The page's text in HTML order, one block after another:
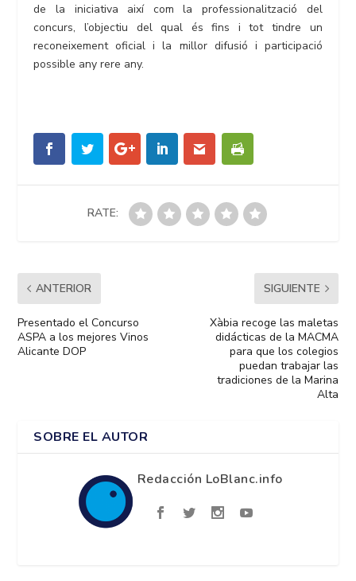
de la iniciativa així com la professionalització del
concurs, l’objectiu del qual és fins i tot tindre un
reconeixement oficial i la millor difusió i participació
possible any rere any.
RATE:
ANTERIOR
Presentado el Concurso
ASPA a los mejores Vinos
Alicante DOP
SIGUIENTE
Xàbia recoge las maletas
didácticas de la MACMA
para que los colegios
puedan trabajar las
tradiciones de la Marina
Alta
SOBRE EL AUTOR
Redacción LoBlanc.info